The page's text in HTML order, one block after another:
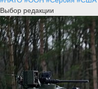
Выбор редакции